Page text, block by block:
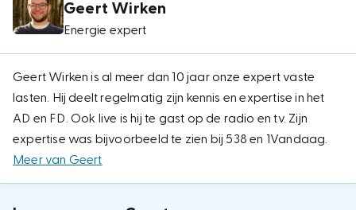
Geert Wirken
Energie expert
Geert Wirken is al meer dan 10 jaar onze expert vaste
lasten. Hij deelt regelmatig zijn kennis en expertise in het
AD en FD. Ook live is hij te gast op de radio en tv. Zijn
expertise was bijvoorbeeld te zien bij 538 en 1Vandaag.
Meer van Geert